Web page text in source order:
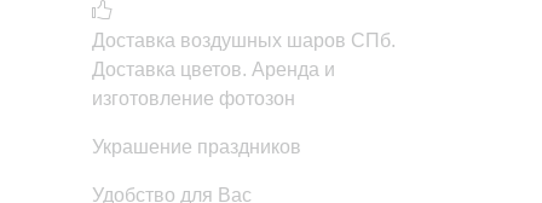
Доставка воздушных шаров СПб.
Доставка цветов. Аренда и
изготовление фотозон
Украшение праздников
Удобство для Вас